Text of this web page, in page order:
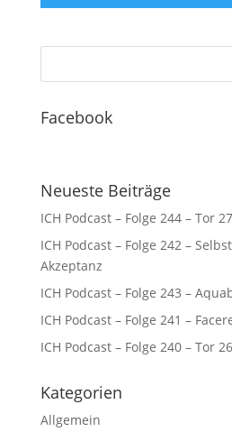
Facebook
Neueste Beiträge
ICH Podcast – Folge 244 – Tor 27
ICH Podcast – Folge 242 –
Akzeptanz
ICH Podcast – Folge 243 –
ICH Podcast – Folge 241 –
ICH Podcast – Folge 240 – Tor 26
Kategorien
Allgemein